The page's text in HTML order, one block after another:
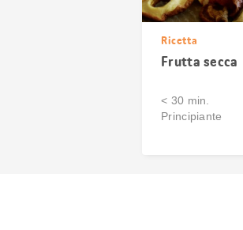
Ricetta
Frutta secca
< 30 min.
Principiante